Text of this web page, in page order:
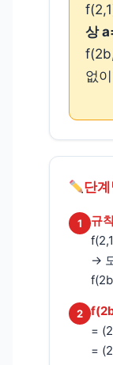
상
없이
단
1
규
→
2
=
=